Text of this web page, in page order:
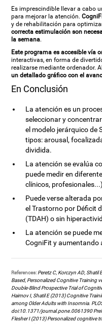
Es imprescindible llevar a cabo
para mejorar la atención.
y de rehabilitación para
correcta estimulación son
la semana.
Este programa es accesible vía
interactivas, en forma de
realizarse mediante ordenador.
un detallado gráfico con el
En Conclusión
La atención es un
seleccionar y
el modelo jerárquico de
tipos: arousal,
dividida.
La atención se evalúa
puede medir en
clínicos,
Puede verse alterada
el Trastorno por Déficit
(TDAH) o sin
La atención se puede
CogniFit y aumentando
References: Peretz C, Korczyn AD, Shatil
Based, Personalized Cognitive Training
Double-Blind Prospective Trial of
Haimov I, Shatil E (2013) Cognitive
among Older Adults with Insomnia.
doi:10.1371/journal.pone.0061390
Flesher I (2013) Personalized cognitive